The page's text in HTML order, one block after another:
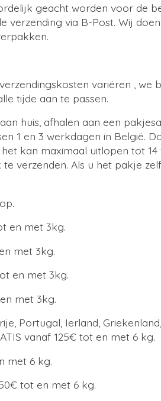
geacht worden voor de
verzending via B-Post. Wij
variëren , we
tijde aan te passen.
huis, afhalen aan een
1 en 3 werkdagen in België.
kan maximaal uitlopen tot 14
verzenden. Als u het pakje
en met 3kg.
met 3kg.
en met 3kg.
met 3kg.
Portugal, Ierland, Griekenland,
vanaf 125€ tot en met 6 kg.
met 6 kg.
tot en met 6 kg.